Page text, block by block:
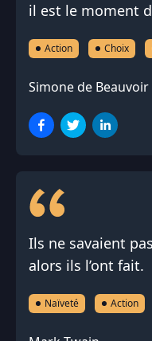
il est le moment
Action Choix
Simone de Beauvoir
Ils ne savaient
alors ils l’ont fait.
Naïveté Action